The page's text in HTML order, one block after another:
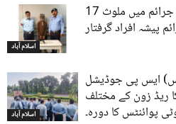
اسلام آباد
اسلام آباد (ٹی این ایس) سنگین جرائم میں ملوث 17
پیشہ افراد گرفتار
اسلام آباد
ایس پی جوڈیشل
ریڈ زون کے مختلف
پوائنٹس کا دورہ۔